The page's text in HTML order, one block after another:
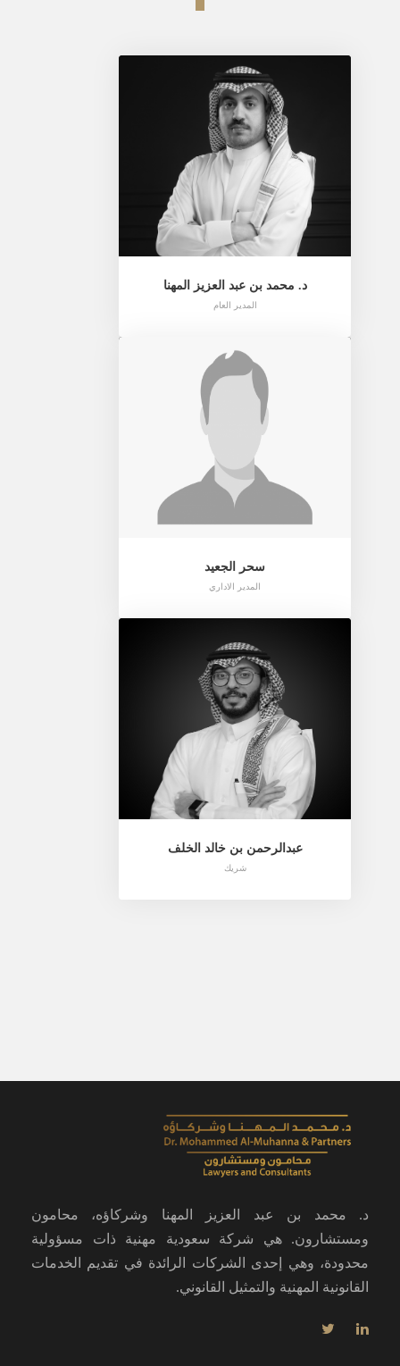
د. محمد بن عبد العزيز المهنا
المدير العام
سحر الجعيد
المدير الاداري
عبدالرحمن بن خالد الخلف
شريك
د. محمد بن عبد العزيز المهنا وشركاؤه، محامون
ومستشارون. هي شركة سعودية مهنية ذات مسؤولية
محدودة، وهي إحدى الشركات الرائدة في تقديم الخدمات
القانونية المهنية والتمثيل القانوني.